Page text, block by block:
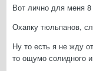
Вот лично для меня 8
Охапку тюльпанов,
Ну то есть я не жду
то ощумо солидного